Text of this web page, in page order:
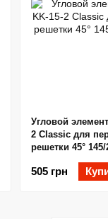
Угловой
2 Classic для
решетки 45°
505 грн